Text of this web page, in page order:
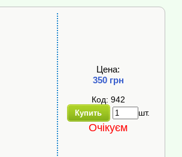
Цена:
350 грн
Код: 942
Купить шт.
Очікуєм